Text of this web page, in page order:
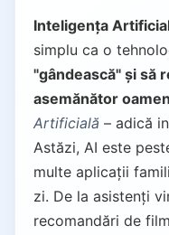
Inteligența
simplu ca o
"gândească" și să
asemănător
Artificială – adică
Astăzi, AI este
multe aplicații
zi. De la asistenți
recomandări de